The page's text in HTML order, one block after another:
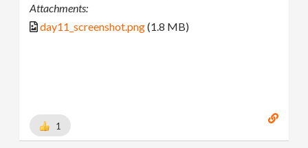
Attachments:
day11_screenshot.png(1.8 MB)
1